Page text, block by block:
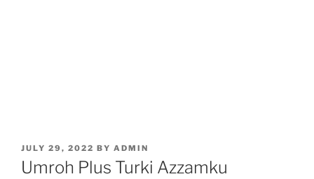
POSTED
ON
JULY 29, 2022 BY ADMIN
Umroh Plus Turki Azzamku